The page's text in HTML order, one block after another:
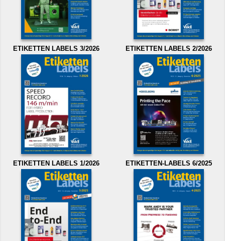
ETIKETTEN LABELS 3/2026 ETIKETTEN LABELS 2/2026
ETIKETTEN LABELS 1/2026 ETIKETTEN-LABELS 6/2025